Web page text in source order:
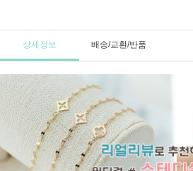
상세정보 배송/교환/반품